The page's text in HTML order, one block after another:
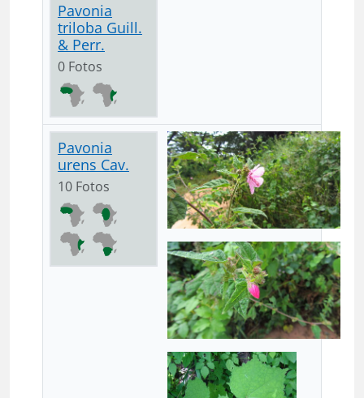
Pavonia
triloba Guill.
& Perr.
0 Fotos
Pavonia
urens Cav.
10 Fotos